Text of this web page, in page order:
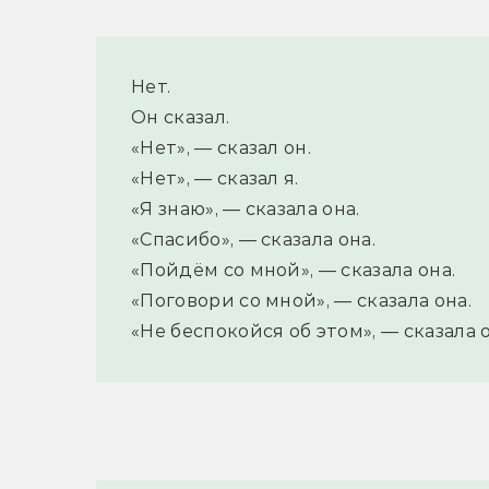
Нет.
Он сказал.
«Нет», — сказал он.
«Нет», — сказал я.
«Я знаю», — сказала она.
«Спасибо», — сказала она.
«Пойдём со мной», — сказала она.
«Поговори со мной», — сказала она.
«Не беспокойся об этом», — сказала